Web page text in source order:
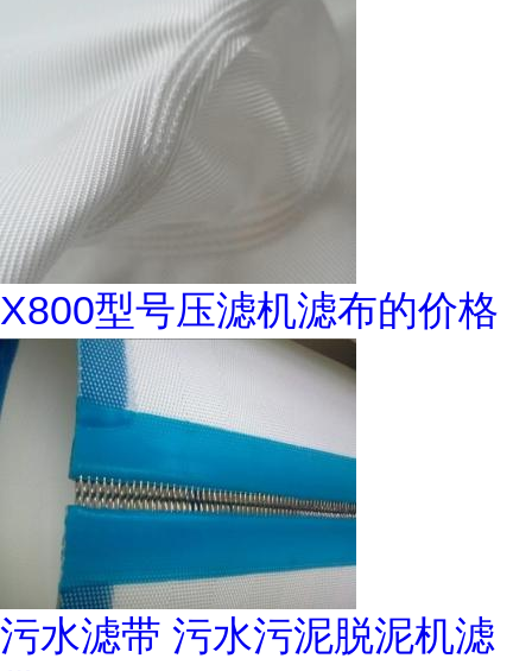
X800型号压滤机滤布的价格
污水滤带 污水污泥脱泥机滤